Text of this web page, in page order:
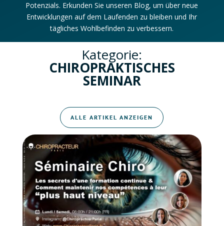
Potenzials. Erkunden Sie unseren Blog, um über neue
Entwicklungen auf dem Laufenden zu bleiben und Ihr
tägliches Wohlbefinden zu verbessern.
Kategorie:
CHIROPRAKTISCHES
SEMINAR
ALLE ARTIKEL ANZEIGEN